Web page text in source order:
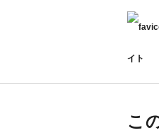
イト
こ